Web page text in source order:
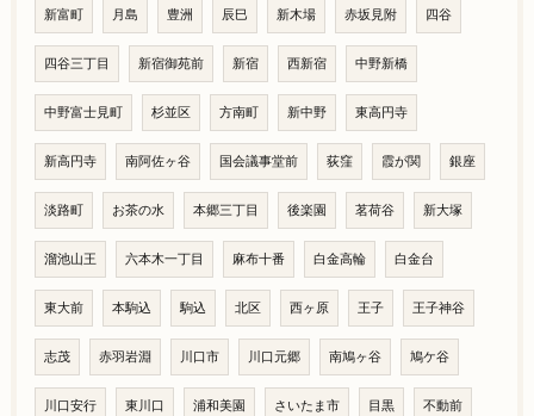
新富町 月島 豊洲 辰巳 新木場 赤坂見附 四谷
四谷三丁目 新宿御苑前 新宿 西新宿 中野新橋
中野富士見町 杉並区 方南町 新中野 東高円寺
新高円寺 南阿佐ヶ谷 国会議事堂前 荻窪 霞が関 銀座
淡路町 お茶の水 本郷三丁目 後楽園 茗荷谷 新大塚
溜池山王 六本木一丁目 麻布十番 白金高輪 白金台
東大前 本駒込 駒込 北区 西ヶ原 王子 王子神谷
志茂 赤羽岩淵 川口市 川口元郷 南鳩ヶ谷 鳩ケ谷
川口安行 東川口 浦和美園 さいたま市 目黒 不動前